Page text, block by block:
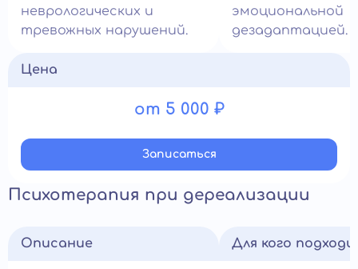
неврологических и
тревожных нарушений.
эмоциональной
дезадаптацией.
Цена
от 5 000 ₽
Записатьcя
Психотерапия при дереализации
Описание Для кого